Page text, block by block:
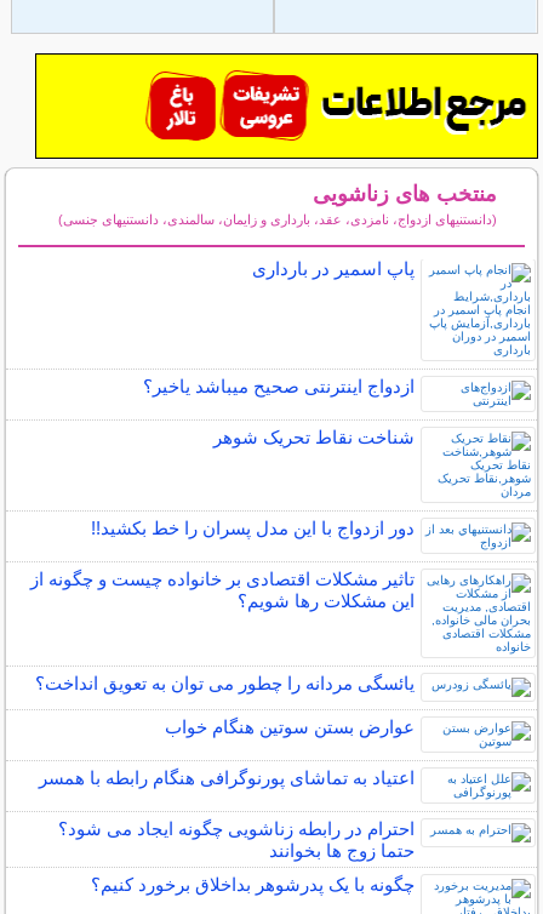
منتخب های زناشویی
(دانستنیهای ازدواج، نامزدی، عقد، بارداری و زایمان، سالمندی، دانستنیهای جنسی)
پاپ اسمیر در بارداری
ازدواج اینترنتی صحیح میباشد یاخیر؟
شناخت نقاط تحریک شوهر
دور ازدواج با این مدل پسران را خط بکشید!!
تاثیر مشکلات اقتصادی بر خانواده چیست و چگونه از
این مشکلات رها شویم؟
یائسگی مردانه را چطور می توان به تعویق انداخت؟
عوارض بستن سوتین هنگام خواب
اعتیاد به تماشای پورنوگرافی هنگام رابطه با همسر
احترام در رابطه زناشویی چگونه ایجاد می شود؟
حتما زوج ها بخوانند
چگونه با یک پدرشوهر بداخلاق برخورد کنیم؟